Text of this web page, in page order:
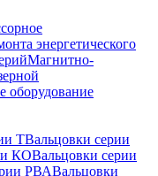
энергетического
Магнитно-
оборудование
ТВальцовки серии
КОВальцовки серии
РВАВальцовки